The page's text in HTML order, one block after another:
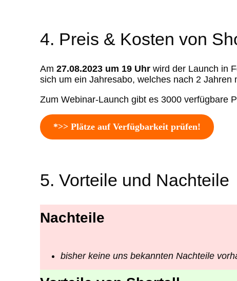
4. Preis & Kosten von
Am 27.08.2023 um 19 Uhr wird der Launch in
sich um ein Jahresabo, welches nach 2
Zum Webinar-Launch gibt es 3000 verfügbare
*>> Plätze auf Verfügbarkeit prüfen!
5. Vorteile und Nachteile
Nachteile
bisher keine uns bekannten Nachteile